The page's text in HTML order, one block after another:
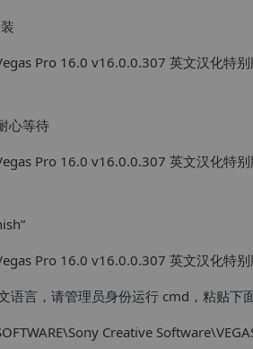
心等待
语言，请管理员身份运行 cmd，粘贴下
Creative